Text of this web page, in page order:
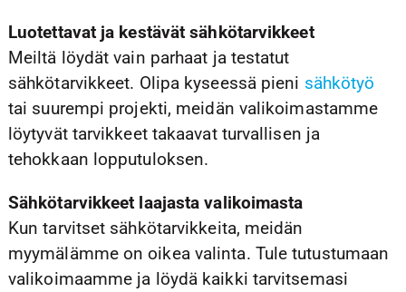
Luotettavat ja kestävät sähkötarvikkeet
Meiltä löydät vain parhaat ja testatut
sähkötarvikkeet. Olipa kyseessä pieni sähkötyö
tai suurempi projekti, meidän valikoimastamme
löytyvät tarvikkeet takaavat turvallisen ja
tehokkaan lopputuloksen.
Sähkötarvikkeet laajasta valikoimasta
Kun tarvitset sähkötarvikkeita, meidän
myymälämme on oikea valinta. Tule tutustumaan
valikoimaamme ja löydä kaikki tarvitsemasi